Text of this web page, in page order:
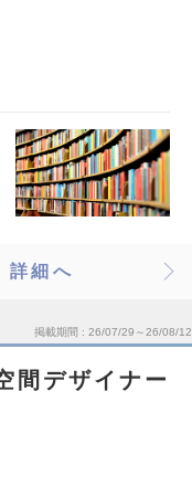
詳細へ
掲載期間 26/07/29～26/08/12
間デザイナー